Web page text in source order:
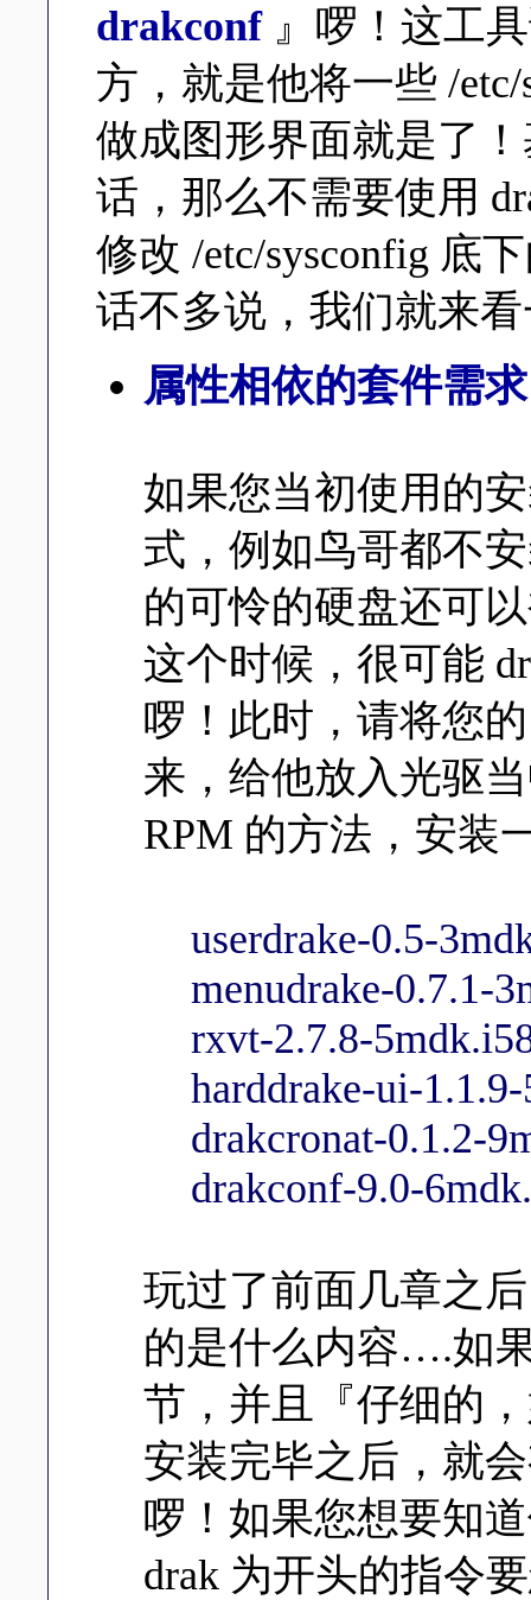
drakconf』啰！这工
方，就是他将一些 /
做成图形界面就是了
话，那么不需要使用
修改 /etc/sysconfig 底
话不多说，我们就来
属性相依的套件需
如果您当初使用的
式，例如鸟哥都不
的可怜的硬盘还可
这个时候，很可能
啰！此时，请将您
来，给他放入光驱
RPM 的方法，安装
userdrake-0.5-
menudrake-0.7.1-
rxvt-2.7.8-
harddrake-ui-
drakcronat-0.1.2-
drakconf-9.0-
玩过了前面几章之
的是什么内容….如
节，并且『仔细的
安装完毕之后，就
啰！如果您想要知
drak 为开头的指令